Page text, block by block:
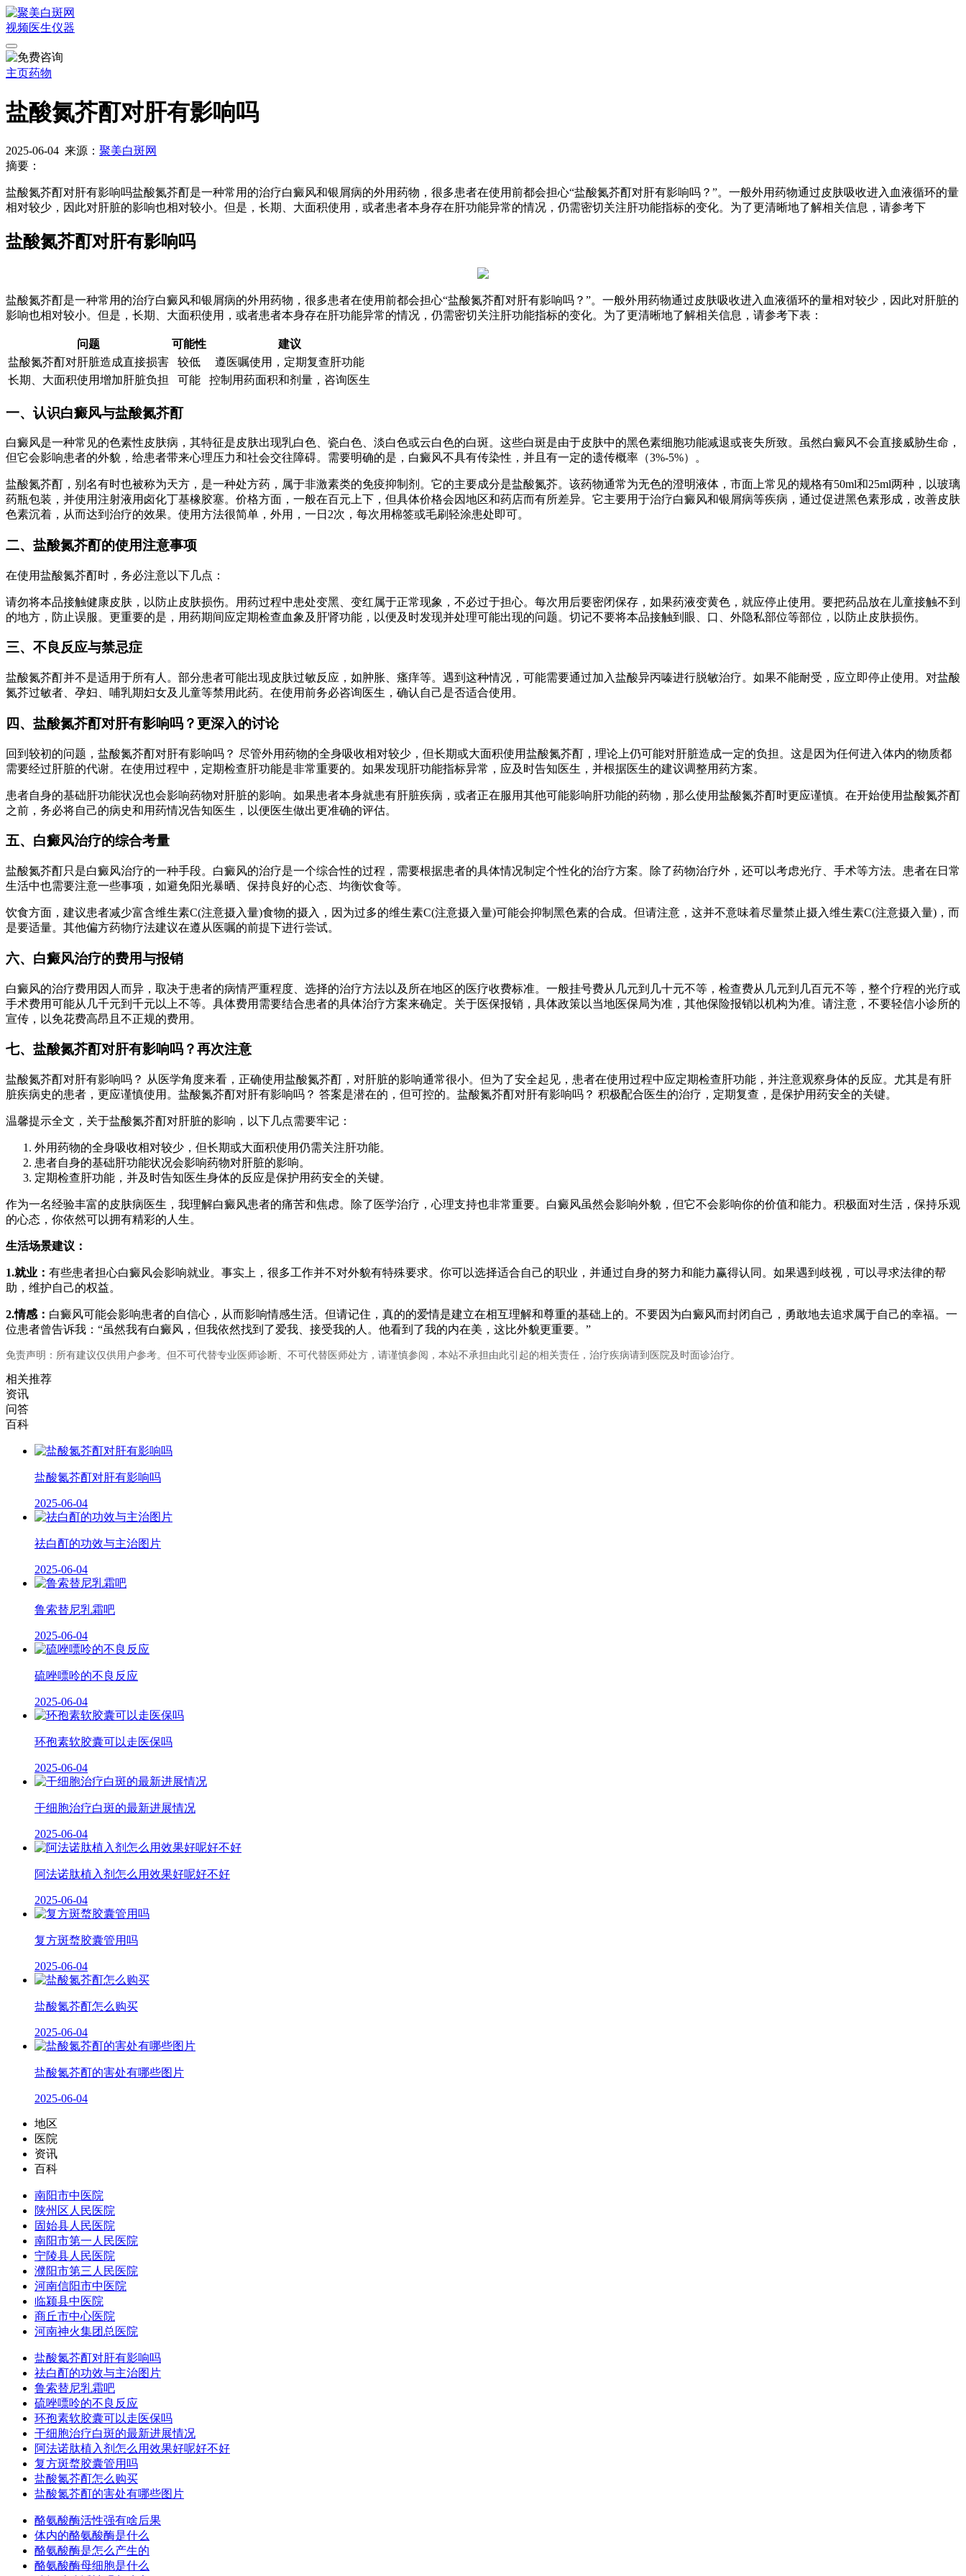
视频医生仪器
主页药物
盐酸氮芥酊对肝有影响吗
2025-06-04 来源： 聚美白斑网
摘要：
盐酸氮芥酊对肝有影响吗盐酸氮芥酊是一种常用的治疗白癜风和银屑病的外用药物，很多患者在使用前都会担心“盐酸氮芥酊对肝有影响吗？”。一般外用药物通过皮肤吸收进入血液循环的量
相对较少，因此对肝脏的影响也相对较小。但是，长期、大面积使用，或者患者本身存在肝功能异常的情况，仍需密切关注肝功能指标的变化。为了更清晰地了解相关信息，请参考下
盐酸氮芥酊对肝有影响吗
盐酸氮芥酊是一种常用的治疗白癜风和银屑病的外用药物，很多患者在使用前都会担心“盐酸氮芥酊对肝有影响吗？”。一般外用药物通过皮肤吸收进入血液循环的量相对较少，因此对肝脏的
影响也相对较小。但是，长期、大面积使用，或者患者本身存在肝功能异常的情况，仍需密切关注肝功能指标的变化。为了更清晰地了解相关信息，请参考下表：
问题 可能性
建议
盐酸氮芥酊对肝脏造成直接损害
较低
遵医嘱使用，定期复查肝功能
长期、大面积使用增加肝脏负担
可能 控制用药面积和剂量，咨询医生
一、认识白癜风与盐酸氮芥酊
白癜风是一种常见的色素性皮肤病，其特征是皮肤出现乳白色、瓷白色、淡白色或云白色的白斑。这些白斑是由于皮肤中的黑色素细胞功能减退或丧失所致。虽然白癜风不会直接威胁生命，
但它会影响患者的外貌，给患者带来心理压力和社会交往障碍。需要明确的是，白癜风不具有传染性，并且有一定的遗传概率（3%-5%）。
盐酸氮芥酊，别名有时也被称为天方，是一种处方药，属于非激素类的免疫抑制剂。它的主要成分是盐酸氮芥。该药物通常为无色的澄明液体，市面上常见的规格有50ml和25ml两种，以玻璃
药瓶包装，并使用注射液用卤化丁基橡胶塞。价格方面，一般在百元上下，但具体价格会因地区和药店而有所差异。它主要用于治疗白癜风和银屑病等疾病，通过促进黑色素形成，改善皮肤
色素沉着，从而达到治疗的效果。使用方法很简单，外用，一日2次，每次用棉签或毛刷轻涂患处即可。
二、盐酸氮芥酊的使用注意事项
在使用盐酸氮芥酊时，务必注意以下几点：
请勿将本品接触健康皮肤，以防止皮肤损伤。用药过程中患处变黑、变红属于正常现象，不必过于担心。每次用后要密闭保存，如果药液变黄色，就应停止使用。要把药品放在儿童接触不到
的地方，防止误服。更重要的是，用药期间应定期检查血象及肝肾功能，以便及时发现并处理可能出现的问题。切记不要将本品接触到眼、口、外隐私部位等部位，以防止皮肤损伤。
三、不良反应与禁忌症
盐酸氮芥酊并不是适用于所有人。部分患者可能出现皮肤过敏反应，如肿胀、瘙痒等。遇到这种情况，可能需要通过加入盐酸异丙嗪进行脱敏治疗。如果不能耐受，应立即停止使用。对盐酸
氮芥过敏者、孕妇、哺乳期妇女及儿童等禁用此药。在使用前务必咨询医生，确认自己是否适合使用。
四、盐酸氮芥酊对肝有影响吗？更深入的讨论
回到较初的问题，盐酸氮芥酊对肝有影响吗？ 尽管外用药物的全身吸收相对较少，但长期或大面积使用盐酸氮芥酊，理论上仍可能对肝脏造成一定的负担。这是因为任何进入体内的物质都
需要经过肝脏的代谢。在使用过程中，定期检查肝功能是非常重要的。如果发现肝功能指标异常，应及时告知医生，并根据医生的建议调整用药方案。
患者自身的基础肝功能状况也会影响药物对肝脏的影响。如果患者本身就患有肝脏疾病，或者正在服用其他可能影响肝功能的药物，那么使用盐酸氮芥酊时更应谨慎。在开始使用盐酸氮芥酊
之前，务必将自己的病史和用药情况告知医生，以便医生做出更准确的评估。
五、白癜风治疗的综合考量
盐酸氮芥酊只是白癜风治疗的一种手段。白癜风的治疗是一个综合性的过程，需要根据患者的具体情况制定个性化的治疗方案。除了药物治疗外，还可以考虑光疗、手术等方法。患者在日常
生活中也需要注意一些事项，如避免阳光暴晒、保持良好的心态、均衡饮食等。
饮食方面，建议患者减少富含维生素C(注意摄入量)食物的摄入，因为过多的维生素C(注意摄入量)可能会抑制黑色素的合成。但请注意，这并不意味着尽量禁止摄入维生素C(注意摄入量)，而
是要适量。其他偏方药物疗法建议在遵从医嘱的前提下进行尝试。
六、白癜风治疗的费用与报销
白癜风的治疗费用因人而异，取决于患者的病情严重程度、选择的治疗方法以及所在地区的医疗收费标准。一般挂号费从几元到几十元不等，检查费从几元到几百元不等，整个疗程的光疗或
手术费用可能从几千元到千元以上不等。具体费用需要结合患者的具体治疗方案来确定。关于医保报销，具体政策以当地医保局为准，其他保险报销以机构为准。请注意，不要轻信小诊所的
宣传，以免花费高昂且不正规的费用。
七、盐酸氮芥酊对肝有影响吗？再次注意
盐酸氮芥酊对肝有影响吗？ 从医学角度来看，正确使用盐酸氮芥酊，对肝脏的影响通常很小。但为了安全起见，患者在使用过程中应定期检查肝功能，并注意观察身体的反应。尤其是有肝
脏疾病史的患者，更应谨慎使用。盐酸氮芥酊对肝有影响吗？ 答案是潜在的，但可控的。盐酸氮芥酊对肝有影响吗？ 积极配合医生的治疗，定期复查，是保护用药安全的关键。
温馨提示全文，关于盐酸氮芥酊对肝脏的影响，以下几点需要牢记：
外用药物的全身吸收相对较少，但长期或大面积使用仍需关注肝功能。
患者自身的基础肝功能状况会影响药物对肝脏的影响。
定期检查肝功能，并及时告知医生身体的反应是保护用药安全的关键。
作为一名经验丰富的皮肤病医生，我理解白癜风患者的痛苦和焦虑。除了医学治疗，心理支持也非常重要。白癜风虽然会影响外貌，但它不会影响你的价值和能力。积极面对生活，保持乐观
的心态，你依然可以拥有精彩的人生。
生活场景建议：
1.就业： 有些患者担心白癜风会影响就业。事实上，很多工作并不对外貌有特殊要求。你可以选择适合自己的职业，并通过自身的努力和能力赢得认同。如果遇到歧视，可以寻求法律的帮
助，维护自己的权益。
2.情感： 白癜风可能会影响患者的自信心，从而影响情感生活。但请记住，真的的爱情是建立在相互理解和尊重的基础上的。不要因为白癜风而封闭自己，勇敢地去追求属于自己的幸福。一
位患者曾告诉我：“虽然我有白癜风，但我依然找到了爱我、接受我的人。他看到了我的内在美，这比外貌更重要。”
免责声明：所有建议仅供用户参考。但不可代替专业医师诊断、不可代替医师处方，请谨慎参阅，本站不承担由此引起的相关责任，治疗疾病请到医院及时面诊治疗。
相关推荐
资讯
问答
百科
盐酸氮芥酊对肝有影响吗
2025-06-04
祛白酊的功效与主治图片
2025-06-04
鲁索替尼乳霜吧
2025-06-04
硫唑嘌呤的不良反应
2025-06-04
环孢素软胶囊可以走医保吗
2025-06-04
干细胞治疗白斑的最新进展情况
2025-06-04
阿法诺肽植入剂怎么用效果好呢好不好
2025-06-04
复方斑蝥胶囊管用吗
2025-06-04
盐酸氮芥酊怎么购买
2025-06-04
盐酸氮芥酊的害处有哪些图片
2025-06-04
地区
医院
资讯
百科
南阳市中医院
陕州区人民医院
固始县人民医院
南阳市第一人民医院
宁陵县人民医院
濮阳市第三人民医院
河南信阳市中医院
临颍县中医院
商丘市中心医院
河南神火集团总医院
盐酸氮芥酊对肝有影响吗
祛白酊的功效与主治图片
鲁索替尼乳霜吧
硫唑嘌呤的不良反应
环孢素软胶囊可以走医保吗
干细胞治疗白斑的最新进展情况
阿法诺肽植入剂怎么用效果好呢好不好
复方斑蝥胶囊管用吗
盐酸氮芥酊怎么购买
盐酸氮芥酊的害处有哪些图片
酪氨酸酶活性强有啥后果
体内的酪氨酸酶是什么
酪氨酸酶是怎么产生的
酪氨酸酶母细胞是什么